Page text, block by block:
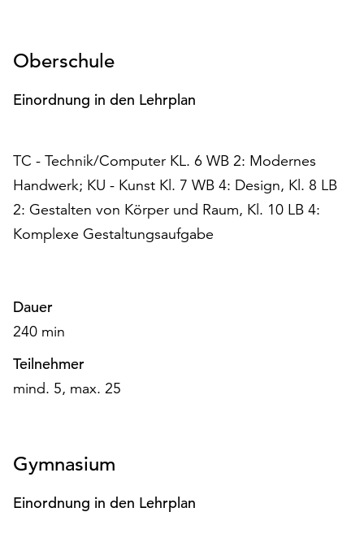
Verfügung.
Cookies
ohne
Ihr
Einverständnis
weiterhin
ausgeführt.
die
Cookies
anpassen,
Sie
die
„Auswählen“.
Oberschule
Einordnung in den Lehrplan
TC - Technik/Computer KL. 6 WB 2: Modernes
Handwerk; KU - Kunst Kl. 7 WB 4: Design, Kl. 8 LB
2: Gestalten von Körper und Raum, Kl. 10 LB 4:
Komplexe Gestaltungsaufgabe
Dauer
240 min
Teilnehmer
mind. 5, max. 25
Gymnasium
Einordnung in den Lehrplan